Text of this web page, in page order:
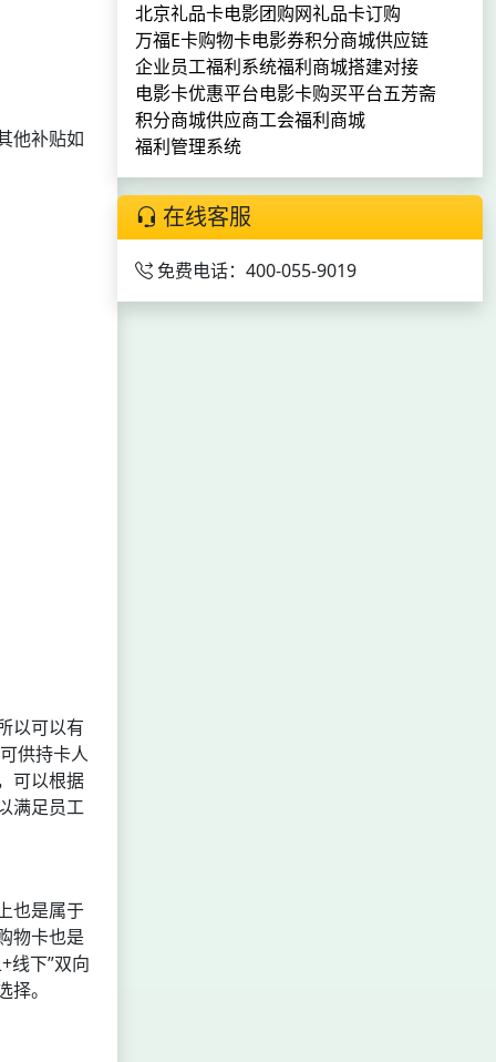
他补贴如
以可以有
供持卡人
可以根据
满足员工
也是属于
物卡也是
线下”双向
。
北京礼品卡电影团购网礼品卡订购
万福E卡购物卡电影券积分商城供应链
企业员工福利系统福利商城搭建对接
电影卡优惠平台电影卡购买平台五芳斋
积分商城供应商工会福利商城
福利管理系统
在线客服
免费电话：400-055-9019